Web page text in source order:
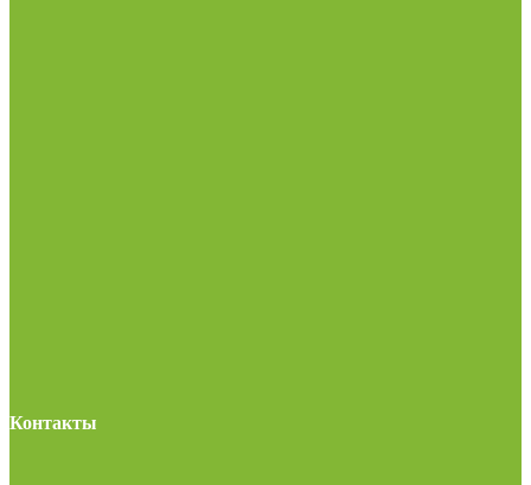
Контакты